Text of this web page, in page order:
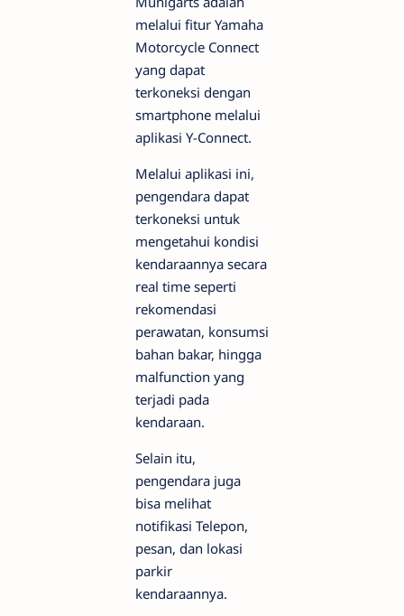
melalui fitur Yamaha
Motorcycle Connect
yang dapat
terkoneksi dengan
smartphone melalui
aplikasi Y-Connect.
Melalui aplikasi ini,
pengendara dapat
terkoneksi untuk
mengetahui kondisi
kendaraannya secara
real time seperti
rekomendasi
perawatan, konsumsi
bahan bakar, hingga
malfunction yang
terjadi pada
kendaraan.
Selain itu,
pengendara juga
bisa melihat
notifikasi Telepon,
pesan, dan lokasi
parkir
kendaraannya.